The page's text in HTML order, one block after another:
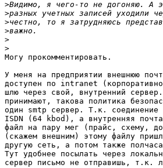
>
>
>
>
>
>
Могу прокомментировать.
У меня на предприятии внешнюю
доступен по intranet
шлю через свой, внутренний
принимают, такова политика
один smtp сервер. Т.к. соединение
ISDN (64 kbod), а внутренняя
файл на пару мег (прайс, схему,
(скажем внешним) этому файлу
другую сеть, а потом также
Тут удобнее посылать через
сервер письмо не отправишь, т.к.